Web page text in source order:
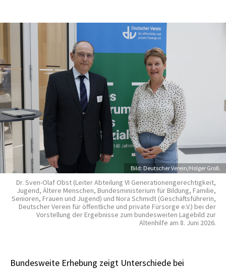
Credit
Bild: Deutscher Verein/Holger Groß
Dr. Sven-Olaf Obst (Leiter Abteilung VI Generationengerechtigkeit,
Jugend, Ältere Menschen, Bundesministerium für Bildung, Familie,
Senioren, Frauen und Jugend) und Nora Schmidt (Geschäftsführerin,
Deutscher Verein für öffentliche und private Fürsorge e.V.) bei der
Vorstellung der Ergebnisse zum bundesweiten Lagebild zur
Altenhilfe am 8. Juni 2026.
Bundesweite Erhebung zeigt Unterschiede bei